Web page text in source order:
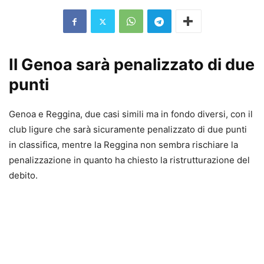
Il Genoa sarà penalizzato di due
punti
Genoa e Reggina, due casi simili ma in fondo diversi, con il
club ligure che sarà sicuramente penalizzato di due punti
in classifica, mentre la Reggina non sembra rischiare la
penalizzazione in quanto ha chiesto la ristrutturazione del
debito.